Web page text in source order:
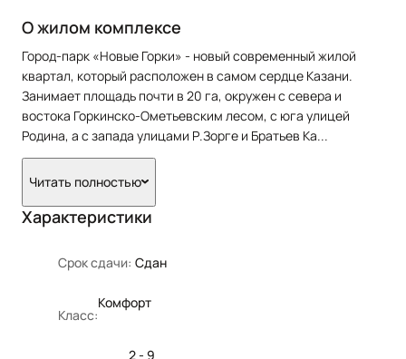
О жилом комплексе
Город-парк «Новые Горки» - новый современный жилой
квартал, который расположен в самом сердце Казани.
Занимает площадь почти в 20 га, окружен с севера и
востока Горкинско-Ометьевским лесом, с юга улицей
Родина, а с запада улицами Р.Зорге и Братьев Ка...
Читать полностью
Характеристики
Срок сдачи: Сдан
Класс:
Комфорт
2 - 9